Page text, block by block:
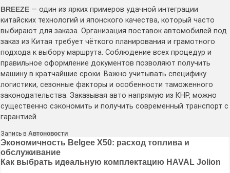
BREEZE — один из ярких примеров удачной интеграции
китайских технологий и японского качества, который часто
выбирают для заказа. Организация поставок автомобилей под
заказ из Китая требует чёткого планирования и грамотного
подхода к выбору маршрута. Соблюдение всех процедур и
правильное оформление документов позволяют получить
машину в кратчайшие сроки. Важно учитывать специфику
логистики, сезонные факторы и особенности таможенного
законодательства. Заказывая авто напрямую из КНР, можно
существенно сэкономить и получить современный транспорт с
гарантией.
Запись в Автоновости
Навигация
по
Экономичность Belgee X50: расход топлива и
обслуживание
Как выбрать идеальную комплектацию HAVAL Jolion